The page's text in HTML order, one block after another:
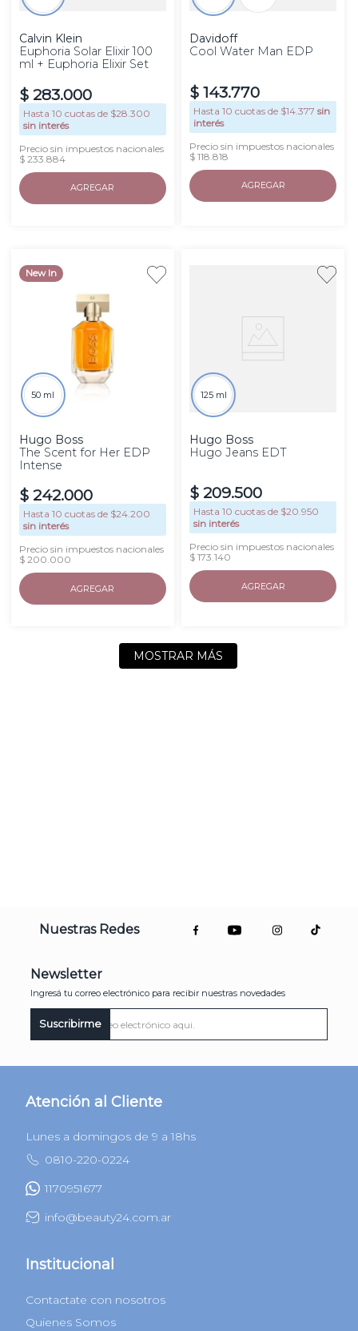
Calvin Klein
Euphoria Solar Elixir 100
ml + Euphoria Elixir Set
$ 283.000
Hasta 10 cuotas de $28.300
sin interés
Precio sin impuestos nacionales
$ 233.884
AGREGAR
Davidoff
Cool Water Man EDP
$ 143.770
Hasta10 cuotas de $14.377 sin
interés
Precio sin impuestos nacionales
$ 118.818
AGREGAR
New In
50 ml
Hugo Boss
The Scent for Her EDP
Intense
$ 242.000
Hasta 10 cuotas de $24.200
sin interés
Precio sin impuestos nacionales
$ 200.000
AGREGAR
125 ml
Hugo Boss
Hugo Jeans EDT
$ 209.500
Hasta10 cuotas de $20.950
sin interés
Precio sin impuestos nacionales
$ 173.140
AGREGAR
MOSTRAR MÁS
Nuestras Redes
Newsletter
Ingresá tu correo electrónico para recibir nuestras novedades
Suscribirme
Atención al Cliente
Lunes a domingos de 9 a 18hs
0810-220-0224
1170951677
info@beauty24.com.ar
Institucional
Contactate con nosotros
Quienes Somos